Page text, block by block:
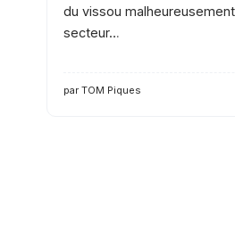
du vissou
secteur…
par TOM Piques